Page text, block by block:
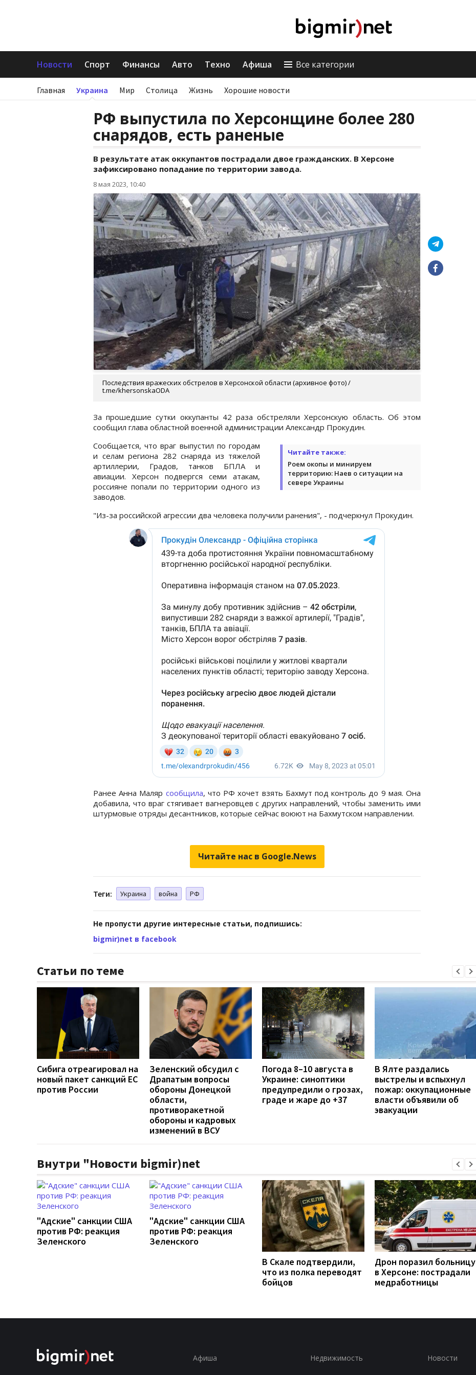
Новости Спорт Финансы Авто Техно Афиша Все категории
Главная Украина Мир Столица Жизнь Хорошие новости
РФ выпустила по Херсонщине более 280
снарядов, есть раненые
В результате атак оккупантов пострадали двое гражданских. В Херсоне
зафиксировано попадание по территории завода.
8 мая 2023, 10:40
Последствия вражеских обстрелов в Херсонской области (архивное фото) /
t.me/khersonskaODA
За прошедшие сутки оккупанты 42 раза обстреляли Херсонскую область. Об этом
сообщил глава областной военной администрации Александр Прокудин.
Читайте также:
Роем окопы и минируем
территорию: Наев о ситуации на
севере Украины
Сообщается, что враг выпустил по городам
и селам региона 282 снаряда из тяжелой
артиллерии, Градов, танков БПЛА и
авиации. Херсон подвергся семи атакам,
россияне попали по территории одного из
заводов.
"Из-за российской агрессии два человека получили ранения", - подчеркнул Прокудин.
Ранее Анна Маляр сообщила, что РФ хочет взять Бахмут под контроль до 9 мая. Она
добавила, что враг стягивает вагнеровцев с других направлений, чтобы заменить ими
штурмовые отряды десантников, которые сейчас воюют на Бахмутском направлении.
Читайте нас в Google.News
Теги: Украина война РФ
Не пропусти другие интересные статьи, подпишись:
bigmir)net в facebook
Статьи по теме
Сибига отреагировал на
новый пакет санкций ЕС
против России
Зеленский обсудил с
Драпатым вопросы
обороны Донецкой
области,
противоракетной
обороны и кадровых
изменений в ВСУ
Погода 8–10 августа в
Украине: синоптики
предупредили о грозах,
граде и жаре до +37
В Ялте раздались
выстрелы и вспыхнул
пожар: оккупационные
власти объявили об
эвакуации
Внутри "Новости bigmir)net
"Адские" санкции США
против РФ: реакция
Зеленского
"Адские" санкции США
против РФ: реакция
Зеленского
В Скале подтвердили,
что из полка переводят
бойцов
Дрон поразил больницу
в Херсоне: пострадали
медработницы
Афиша Недвижимость Новости